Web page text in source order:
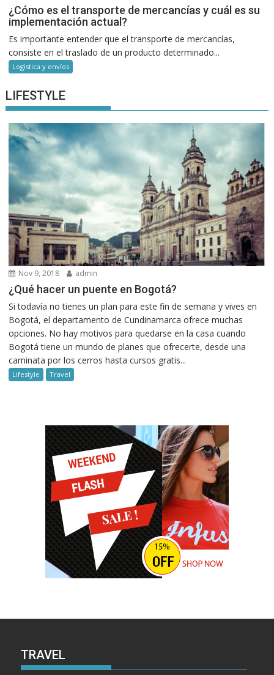
¿Cómo es el transporte de mercancías y cuál es su
implementación actual?
Es importante entender que el transporte de mercancías,
consiste en el traslado de un producto determinado...
Logistica y envíos
LIFESTYLE
Nov 9, 2018 admin
¿Qué hacer un puente en Bogotá?
Si todavía no tienes un plan para este fin de semana y vives en
Bogotá, el departamento de Cundinamarca ofrece muchas
opciones. No hay motivos para quedarse en la casa cuando
Bogotá tiene un mundo de planes que ofrecerte, desde una
caminata por los cerros hasta cursos gratis...
Lifestyle Travel
TRAVEL